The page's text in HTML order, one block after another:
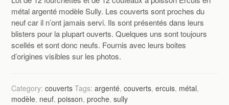
métal argenté modèle Sully. Les couverts sont proches du
neuf car il n’ont jamais servi. Ils sont présentés dans leurs
blisters pour la plupart ouverts. Quelques uns sont toujours
scellés et sont donc neufs. Fournis avec leurs boites
d’origines visibles sur les photos.
Category:couverts Tags:argenté,couverts,ercuis, métal,
modèle, neuf,poisson,proche,sully